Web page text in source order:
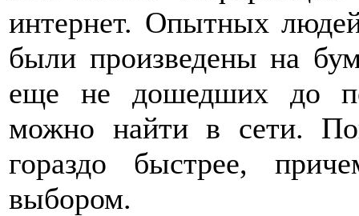
интернет. Опытных
были произведены на
еще не дошедших до
можно найти в сети.
гораздо быстрее,
выбором.